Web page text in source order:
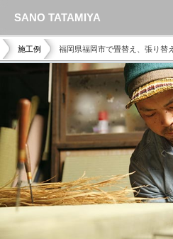
施工例 福岡県福岡市で畳替え、張り替
SANO TATAMIYA